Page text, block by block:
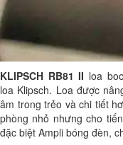
KLIPSCH RB81 II loa
loa Klipsch. Loa được
âm trong trẻo và chi tiết
phòng nhỏ nhưng cho
đặc biệt Ampli bóng đèn,